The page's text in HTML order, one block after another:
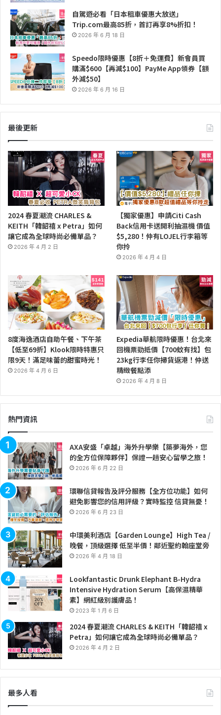
自駕遊必看「日本租車優惠大放送」
Trip.com最高85折，首訂再享8%折扣！
2026 年 6 月 18 日
Speedo限時優惠【8折＋免運費】新會員買
購滿$600【再減$100】PayMe App領券【額
外減$50】
2026 年 6 月 16 日
最後更新
2024 春夏潮流 CHARLES &
KEITH「韓韶禧 x Petra」如何
讓它成為全球時尚必備單品？
2026 年 4 月 2 日
【獨家優惠】申請Citi Cash
Back信用卡送開利抽濕機 價值
$5,280！仲有LOJEL行李箱等
你拎
2026 年 4 月 4 日
8度海逸酒店自助午餐、下午茶
【低至69折】Klook限時特惠只
限9天！滿足味蕾的甜蜜時光！
2026 年 4 月 6 日
Expedia華航限時優惠！台北來
回機票勁抵價【700蚊有找】包
23kg行李任你掃貨返港！仲送
精緻餐點添
2026 年 4 月 8 日
熱門資訊
AXA安盛「卓越」海外升學樂【築夢海外，您
的全方位保障夥伴】保證一趟安心留學之旅！
2026 年 6 月 22 日
環聯信貸報告及評分服務【全方位功能】如何
避免影響您的信用評級？實時監控 信貸無憂！
2026 年 6 月 23 日
中環美利酒店【Garden Lounge】High Tea /
晚餐，頂級選擇 低至半價！鄰近聖約翰座堂旁
2026 年 4 月 18 日
Lookfantastic Drunk Elephant B-Hydra
Intensive Hydration Serum【高保濕精華
素】網紅級別護膚品！
2023 年 1 月 6 日
2024 春夏潮流 CHARLES & KEITH「韓韶禧 x
Petra」如何讓它成為全球時尚必備單品？
2026 年 4 月 2 日
最多人看